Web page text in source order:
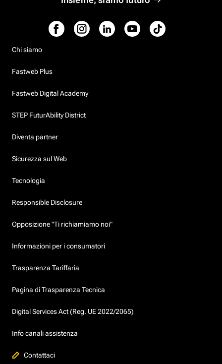
Chi siamo
Fastweb Plus
Fastweb Digital Academy
STEP FuturAbility District
Diventa partner
Sicurezza sul Web
Tecnologia
Responsible Disclosure
Opposizione "Ti richiamiamo noi"
Informazioni per i consumatori
Trasparenza Tariffaria
Pagina di Trasparenza Tecnica
Digital Services Act (Reg. UE 2022/2065)
Info canali assistenza
Contattaci